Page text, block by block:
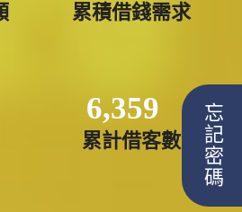
累積借錢需求
6,359
累計借客數 忘記密碼